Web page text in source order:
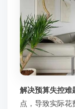
解决预算失控难
点，导致实际